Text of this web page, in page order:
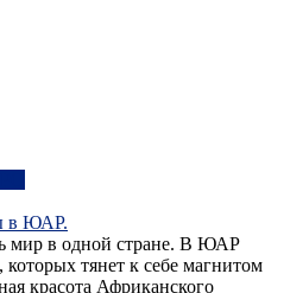
в ЮАР.
мир в одной стране. В ЮАР
тянет к себе магнитом
красота Африканского